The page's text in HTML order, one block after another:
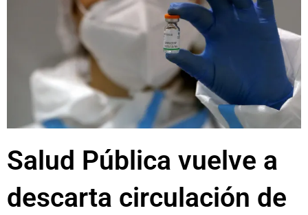
Salud Pública vuelve a
descarta circulación de